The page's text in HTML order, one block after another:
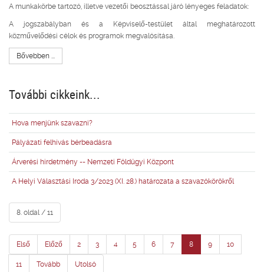
A munkakörbe tartozó, illetve vezetői beosztással járó lényeges feladatok:
A jogszabályban és a Képviselő-testület által meghatározott
közművelődési célok és programok megvalósítása.
Bővebben ...
További cikkeink...
Hova menjünk szavazni?
Pályázati felhívás bérbeadásra
Árverési hirdetmény -- Nemzeti Földügyi Központ
A Helyi Választási Iroda 3/2023 (XI. 28.) határozata a szavazókörökről
8. oldal / 11
Első Előző 2 3 4 5 6 7 8 9 10
11 Tovább Utolsó